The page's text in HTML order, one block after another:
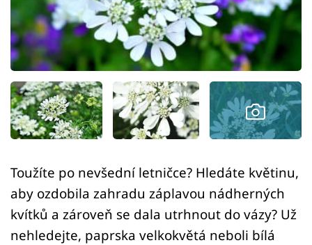
Přihlášení
Sledujte nás
Toužíte po nevšední letničce? Hledáte květinu,
aby ozdobila zahradu záplavou nádherných
kvítků a zároveň se dala utrhnout do vázy? Už
nehledejte, paprska velkokvětá neboli bílá